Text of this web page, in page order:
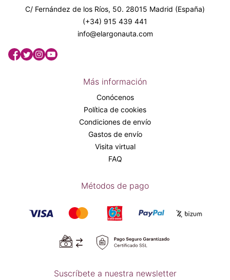
C/ Fernández de los Ríos, 50. 28015 Madrid (España)
(+34) 915 439 441
info@elargonauta.com
Más información
Conócenos
Política de cookies
Condiciones de envío
Gastos de envío
Visita virtual
FAQ
Métodos de pago
Suscríbete a nuestra newsletter